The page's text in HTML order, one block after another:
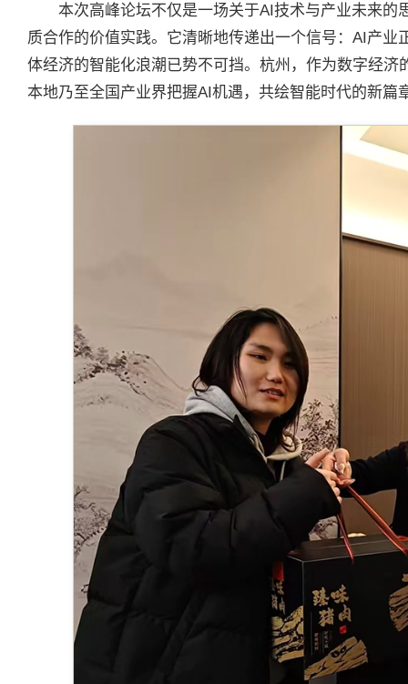
本次高峰论坛不仅是一场关于AI技术与产业未来的
质合作的价值实践。它清晰地传递出一个信号：AI产
体经济的智能化浪潮已势不可挡。杭州，作为数字经
本地乃至全国产业界把握AI机遇，共绘智能时代的新篇